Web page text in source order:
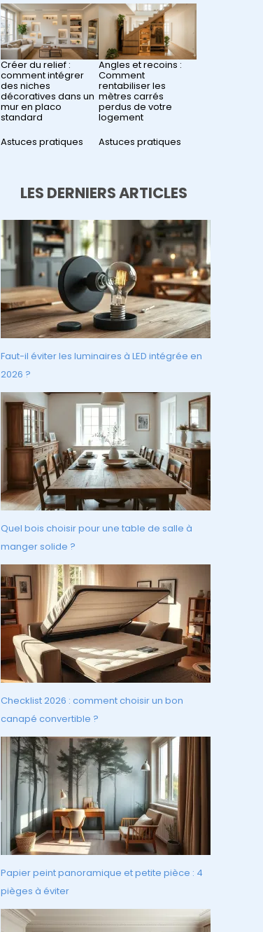
Créer du relief :
comment intégrer
des niches
décoratives dans un
mur en placo
standard
Par rapport à
Astuces pratiques
Angles et recoins :
Comment
rentabiliser les
mètres carrés
perdus de votre
logement
Par rapport à
Astuces pratiques
LES DERNIERS ARTICLES
Faut-il éviter les luminaires à LED intégrée en
2026 ?
Quel bois choisir pour une table de salle à
manger solide ?
Checklist 2026 : comment choisir un bon
canapé convertible ?
Papier peint panoramique et petite pièce : 4
pièges à éviter